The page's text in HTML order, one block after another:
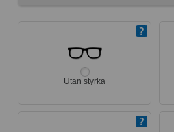
Utan styrka